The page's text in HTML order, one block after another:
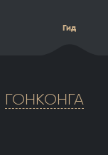
Гид
ГОНКОНГА